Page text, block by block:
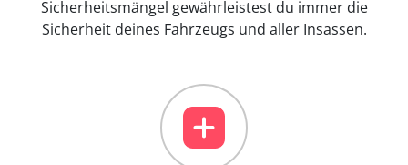
Sicherheitsmängel gewährleistest du immer die
Sicherheit deines Fahrzeugs und aller Insassen.